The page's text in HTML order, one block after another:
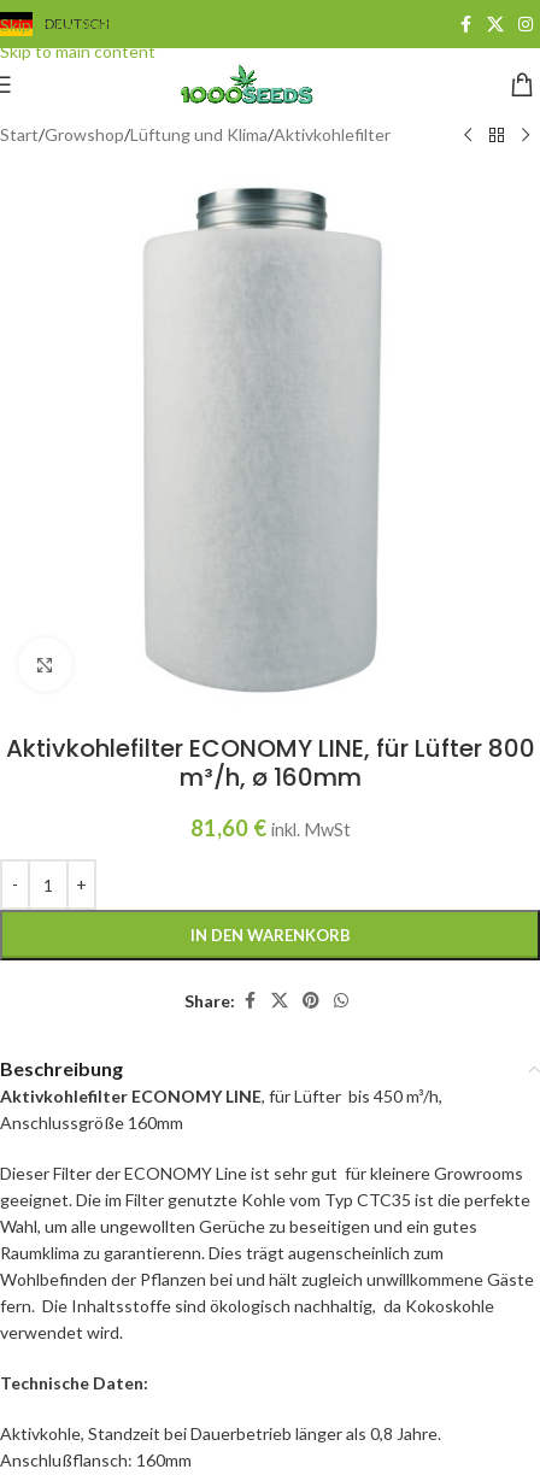
Skip to navigation
Skip to main content
DEUTSCH
Start/Growshop/Lüftung und Klima/Aktivkohlefilter
Click to enlarge
Aktivkohlefilter ECONOMY LINE, für Lüfter 800
m³/h, ø 160mm
81,60 € inkl. MwSt
IN DEN WARENKORB
Share:
Beschreibung
Aktivkohlefilter ECONOMY LINE, für Lüfter bis 450 m³/h,
Anschlussgröße 160mm
Dieser Filter der ECONOMY Line ist sehr gut für kleinere Growrooms
geeignet. Die im Filter genutzte Kohle vom Typ CTC35 ist die perfekte
Wahl, um alle ungewollten Gerüche zu beseitigen und ein gutes
Raumklima zu garantierenn. Dies trägt augenscheinlich zum
Wohlbefinden der Pflanzen bei und hält zugleich unwillkommene Gäste
fern. Die Inhaltsstoffe sind ökologisch nachhaltig, da Kokoskohle
verwendet wird.
Technische Daten:
Aktivkohle, Standzeit bei Dauerbetrieb länger als 0,8 Jahre.
Anschlußflansch: 160mm